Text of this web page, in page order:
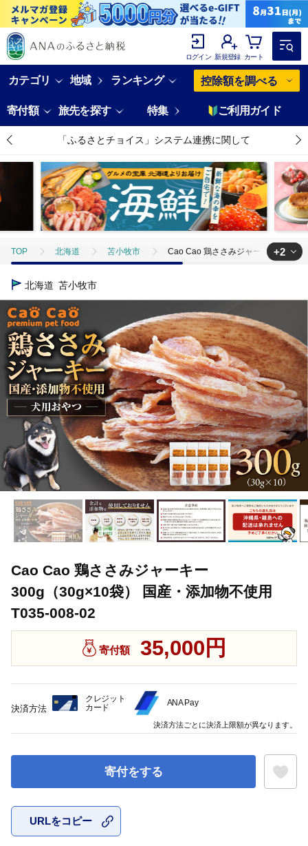
ログイン 新規登録 カート
カテゴリ 地域 ランキング 控除額を調べる
寄付額 旅先を探す 特集 ご利用ガイド
「ふるさとチョイス」システム連携に関して
TOP 北海道 苫小牧市 Cao Cao 鶏ささみジャーキー 300g
TOP
+2
北海道 苫小牧市
Cao Cao 鶏ささみジャーキー
300g（30g×10袋） 国産・添加物不使用
T035-008-02
寄付額 35,000円
寄付をする
URLをコピー
決済方法
クレジット
カード
ANA Pay
決済方法ごとに決済上限額が異なります。